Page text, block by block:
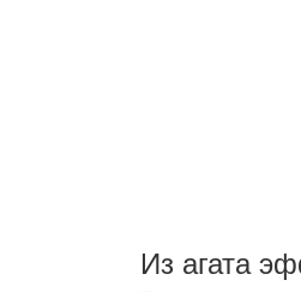
Из агата